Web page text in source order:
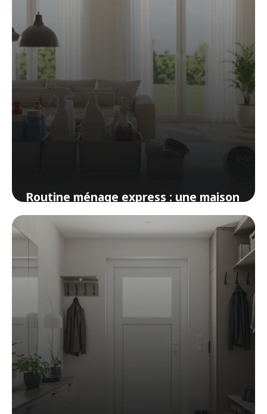
Routine ménage express : une maison
propre en 20 minutes par jour
12 avril 2026